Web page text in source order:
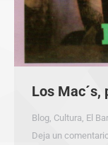
Los
Blog, Cultura, El
Deja un